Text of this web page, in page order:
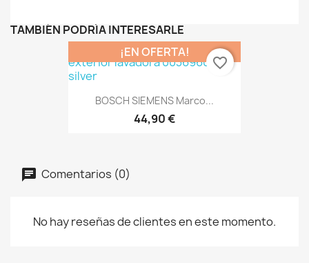
TAMBIÉN PODRÍA INTERESARLE
BOSCH SIEMENS Marco...
44,90 €
¡EN OFERTA!
favorite_border
Comentarios (0)
No hay reseñas de clientes en este momento.